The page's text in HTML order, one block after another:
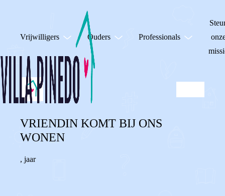
Vrijwilligers Ouders Professionals
VRIENDIN KOMT BIJ ONS
WONEN
, jaar